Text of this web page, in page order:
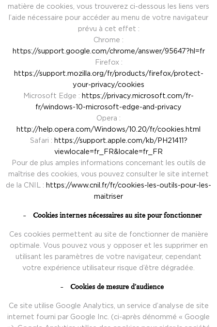
matière de cookies, vous trouverez ci-dessous les liens vers
l’aide nécessaire pour accéder au menu de votre navigateur
prévu à cet effet :
Chrome :
https://support.google.com/chrome/answer/95647?hl=fr
Firefox :
https://support.mozilla.org/fr/products/firefox/protect-
your-privacy/cookies
Microsoft Edge : https://privacy.microsoft.com/fr-
fr/windows-10-microsoft-edge-and-privacy
Opera :
http://help.opera.com/Windows/10.20/fr/cookies.html
Safari : https://support.apple.com/kb/PH21411?
viewlocale=fr_FR&locale=fr_FR
Pour de plus amples informations concernant les outils de
maîtrise des cookies, vous pouvez consulter le site internet
de la CNIL : https://www.cnil.fr/fr/cookies-les-outils-pour-les-
maitriser
Cookies internes nécessaires au site pour fonctionner
Ces cookies permettent au site de fonctionner de manière
optimale. Vous pouvez vous y opposer et les supprimer en
utilisant les paramètres de votre navigateur, cependant
votre expérience utilisateur risque d’être dégradée.
Cookies de mesure d’audience
Ce site utilise Google Analytics, un service d’analyse de site
internet fourni par Google Inc. (ci-après dénommé « Google